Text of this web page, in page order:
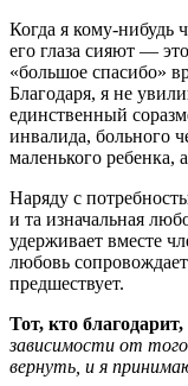
Когда я кому-нибудь
его глаза сияют —
«большое спасибо»
Благодаря, я не
един­ственный
инвалида, больного
маленького ребенка,
Наряду с
и та изначальная
удержи­вает вместе
любовь
предшествует.
Тот, кто бла­годарит,
зависимости от
вернуть, и я